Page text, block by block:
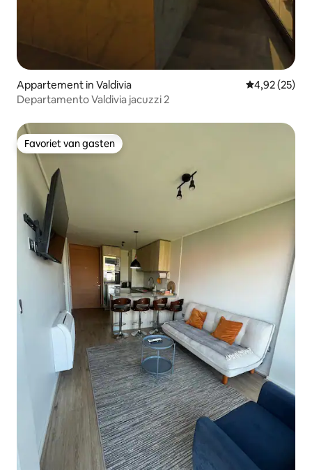
Appartement in Valdivia Gemiddelde
4,92 (25)
Departamento Valdivia jacuzzi 2
Favoriet van gasten
Favoriet van gasten